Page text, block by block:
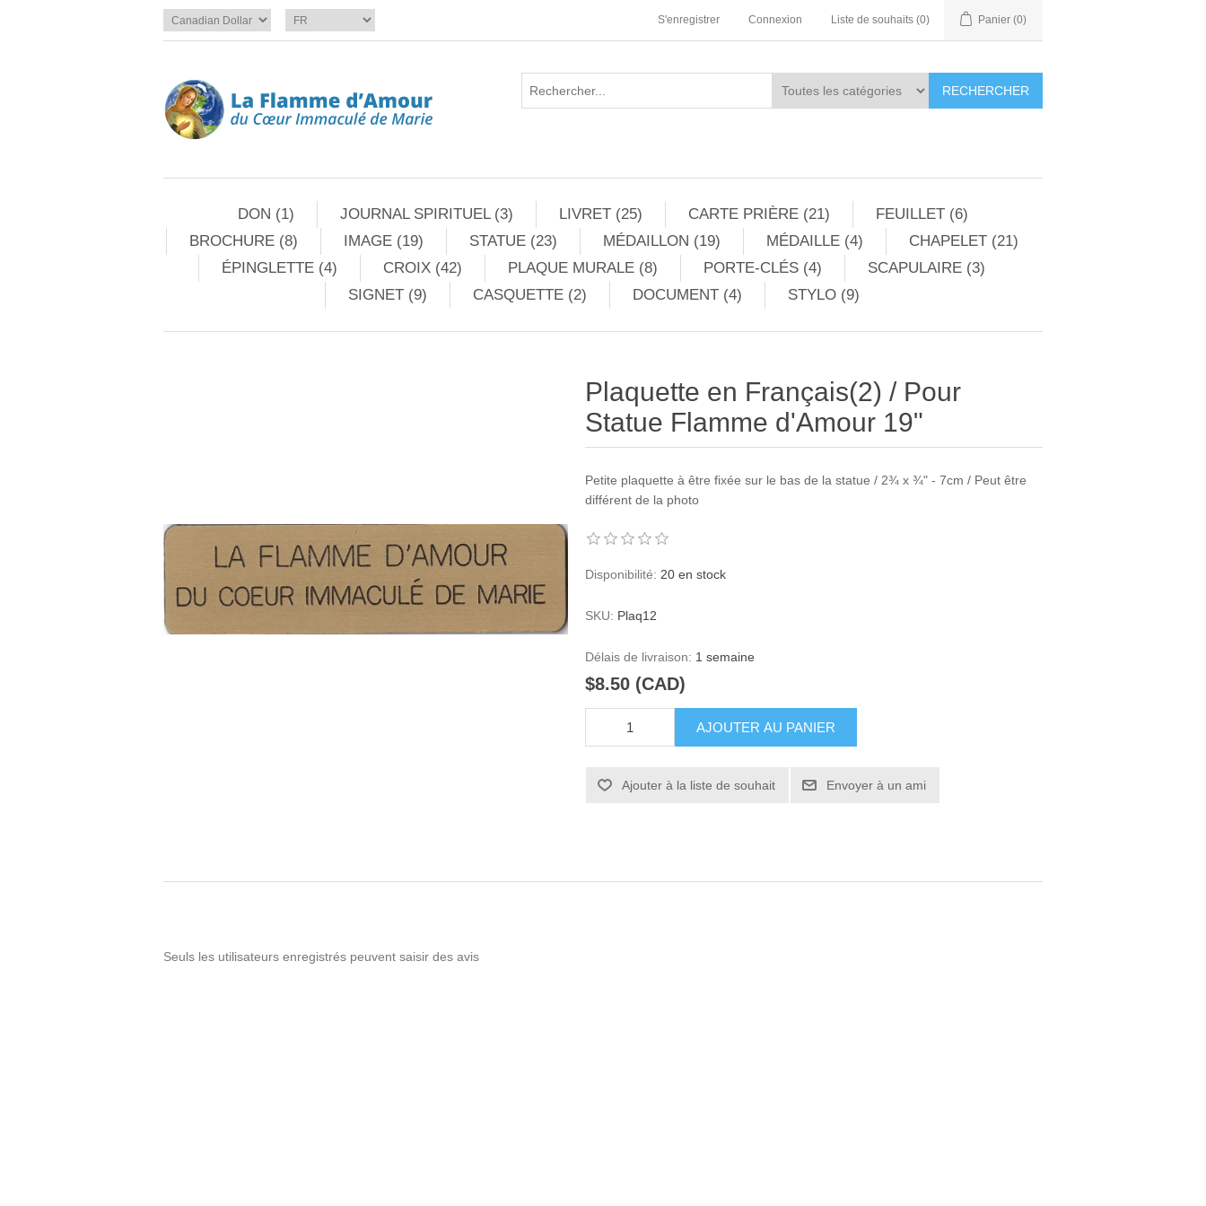
S'enregistrer Connexion Liste de souhaits (0) Panier (0)
RECHERCHER
DON (1) JOURNAL SPIRITUEL (3) LIVRET (25) CARTE PRIÈRE (21)
FEUILLET (6)
BROCHURE (8)
IMAGE (19) STATUE (23) MÉDAILLON (19) MÉDAILLE (4)
CHAPELET (21)
ÉPINGLETTE (4)
CROIX (42) PLAQUE MURALE (8) PORTE-CLÉS (4)
SCAPULAIRE (3)
SIGNET (9)
CASQUETTE (2) DOCUMENT (4) STYLO (9)
Plaquette en Français(2) / Pour
Statue Flamme d'Amour 19"
Petite plaquette à être fixée sur le bas de la statue / 2¾ x ¾" - 7cm / Peut être
différent de la photo
Disponibilité: 20 en stock
SKU: Plaq12
Délais de livraison: 1 semaine
$8.50 (CAD)
AJOUTER AU PANIER
Ajouter à la liste de souhait Envoyer à un ami
Seuls les utilisateurs enregistrés peuvent saisir des avis